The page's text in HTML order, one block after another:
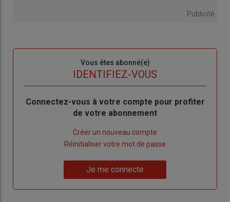
Publicité
Vous êtes abonné(e)
IDENTIFIEZ-VOUS
Body
Connectez-vous à votre compte pour profiter
de votre abonnement
Créer un nouveau compte
de
Réinitialiser votre mot de passe
me
Je me connecte